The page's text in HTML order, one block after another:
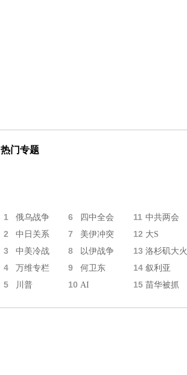
热门专题
1 俄乌战争 6 四中全会 11 中共两会
2 中日关系 7 美伊冲突 12 大S
3 中美冷战 8 以伊战争 13 洛杉矶大火
4 万维专栏 9 何卫东 14 叙利亚
5 川普 10 AI 15 苗华被抓